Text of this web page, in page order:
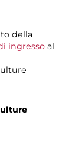
della
ingresso al